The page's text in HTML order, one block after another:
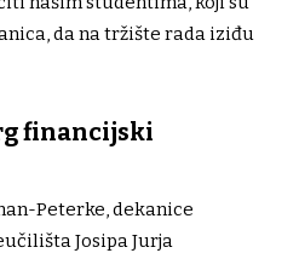
da na tržište rada iziđu
financijski
Peterke, dekanice
Josipa Jurja